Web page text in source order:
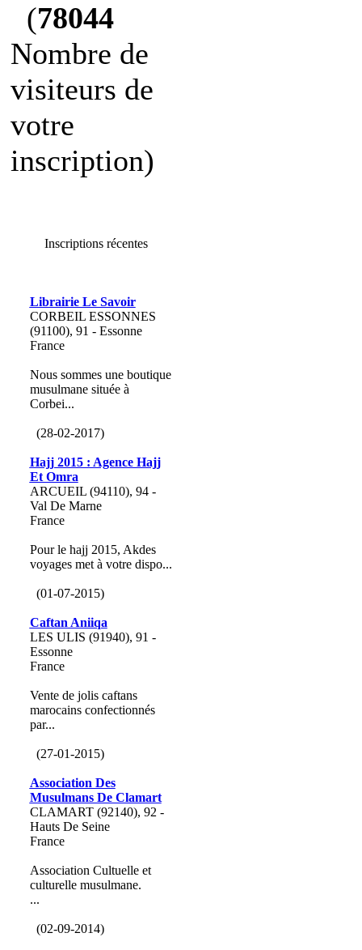
(78044
Nombre de
visiteurs de
votre
inscription)
Inscriptions récentes
Librairie Le Savoir
CORBEIL ESSONNES
(91100), 91 - Essonne
France
Nous sommes une boutique
musulmane située à
Corbei...
(28-02-2017)
Hajj 2015 : Agence Hajj
Et Omra
ARCUEIL (94110), 94 -
Val De Marne
France
Pour le hajj 2015, Akdes
voyages met à votre dispo...
(01-07-2015)
Caftan Aniiqa
LES ULIS (91940), 91 -
Essonne
France
Vente de jolis caftans
marocains confectionnés
par...
(27-01-2015)
Association Des
Musulmans De Clamart
CLAMART (92140), 92 -
Hauts De Seine
France
Association Cultuelle et
culturelle musulmane.
...
(02-09-2014)